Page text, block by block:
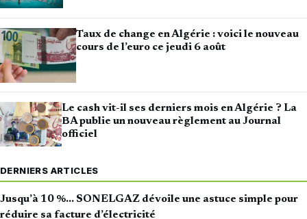
Taux de change en Algérie : voici le nouveau
cours de l’euro ce jeudi 6 août
Le cash vit-il ses derniers mois en Algérie ? La
BA publie un nouveau règlement au Journal
officiel
DERNIERS ARTICLES
Jusqu’à 10 %… SONELGAZ dévoile une astuce simple pour
réduire sa facture d’électricité